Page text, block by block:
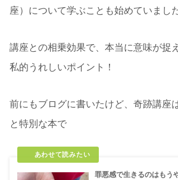
座）について学ぶことも始めていました
講座との相乗効果で、本当に意味が捉
私的うれしいポイント！
前にもブログに書いたけど、奇跡講座
と特別な本で
罪悪感で生きるのはもう